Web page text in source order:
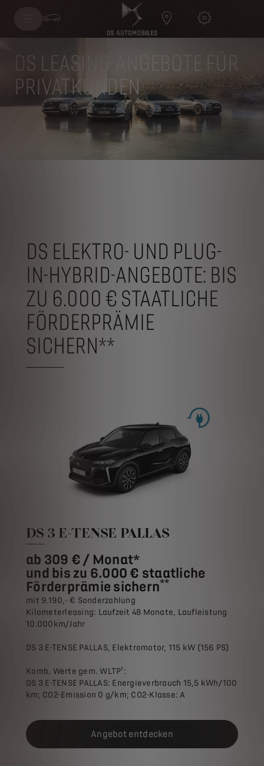
DS LEASING-ANGEBOTE FÜR
PRIVATKUNDEN
Modell wählen
DS ELEKTRO- UND PLUG-
IN-HYBRID-ANGEBOTE: BIS
ZU 6.000 € STAATLICHE
FÖRDERPRÄMIE
SICHERN**
DS 3 E-TENSE PALLAS
ab 309 € / Monat*
und bis zu 6.000 € staatliche
Förderprämie sichern**
mit 9.190,- € Sonderzahlung
Kilometerleasing: Laufzeit 48 Monate, Laufleistung
10.000km/Jahr
DS 3 E-TENSE PALLAS, Elektromotor, 115 kW (156 PS)
Komb. Werte gem. WLTP¹:
DS 3 E-TENSE PALLAS: Energieverbrauch 15,5 kWh/100
km; CO2-Emission 0 g/km; CO2-Klasse: A
Angebot entdecken